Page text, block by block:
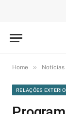
Home » Notícias
RELAÇÕES